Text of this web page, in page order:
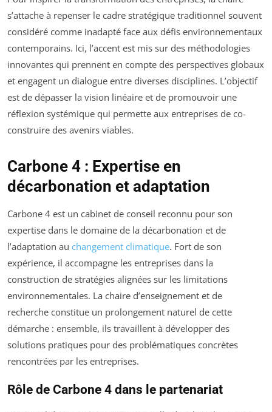
s’attache à repenser le cadre stratégique traditionnel souvent
considéré comme inadapté face aux défis environnementaux
contemporains. Ici, l’accent est mis sur des méthodologies
innovantes qui prennent en compte des perspectives globaux
et engagent un dialogue entre diverses disciplines. L’objectif
est de dépasser la vision linéaire et de promouvoir une
réflexion systémique qui permette aux entreprises de co-
construire des avenirs viables.
Carbone 4 : Expertise en
décarbonation et adaptation
Carbone 4 est un cabinet de conseil reconnu pour son
expertise dans le domaine de la décarbonation et de
l’adaptation au changement climatique. Fort de son
expérience, il accompagne les entreprises dans la
construction de stratégies alignées sur les limitations
environnementales. La chaire d’enseignement et de
recherche constitue un prolongement naturel de cette
démarche : ensemble, ils travaillent à développer des
solutions pratiques pour des problématiques concrètes
rencontrées par les entreprises.
Rôle de Carbone 4 dans le partenariat